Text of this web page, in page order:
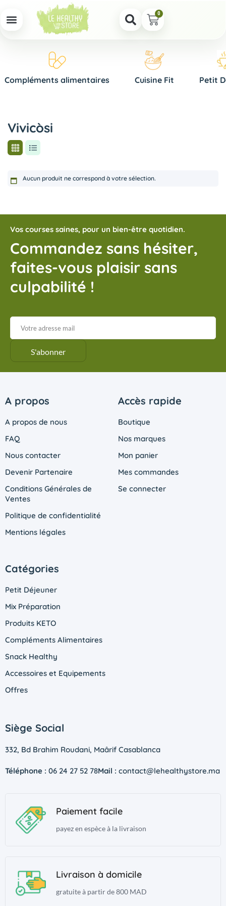
0
Compléments alimentaires Cuisine Fit Petit
Vivicòsi
Aucun produit ne correspond à votre sélection.
Vos courses saines, pour un bien-être quotidien.
Commandez sans hésiter,
faites-vous plaisir sans
culpabilité !
A propos
A propos de nous
FAQ
Nous contacter
Devenir Partenaire
Conditions Générales de
Ventes
Politique de confidentialité
Mentions légales
Accès rapide
Boutique
Nos marques
Mon panier
Mes commandes
Se connecter
Catégories
Petit Déjeuner
Mix Préparation
Produits KETO
Compléments Alimentaires
Snack Healthy
Accessoires et Equipements
Offres
Siège Social
332, Bd Brahim Roudani, Maârif Casablanca
Téléphone : 06 24 27 52 78Mail : contact@lehealthystore.ma
Paiement facile
payez en espèce à la livraison
Livraison à domicile
gratuite à partir de 800 MAD